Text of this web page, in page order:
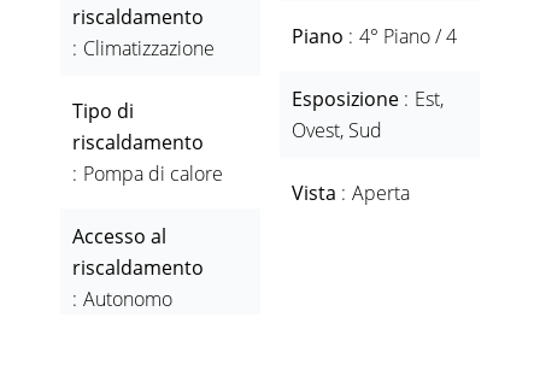
riscaldamento
Climatizzazione
Tipo di
riscaldamento
Pompa di calore
Accesso al
riscaldamento
Autonomo
Piano 4° Piano / 4
Esposizione
Est,
Ovest, Sud
Vista Aperta